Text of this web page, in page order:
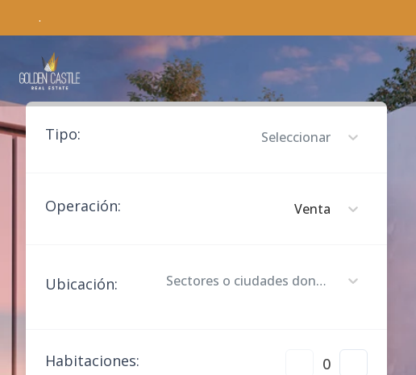
.
Tipo: Seleccionar
Operación: Venta
Ubicación: Sectores o ciudades donde deseas buscar
Habitaciones: 0